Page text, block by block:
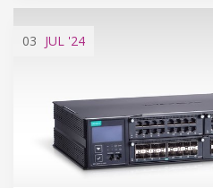
03 JUL '24